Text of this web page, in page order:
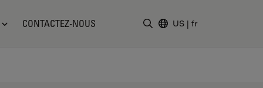
CONTACTEZ-NOUS US | fr